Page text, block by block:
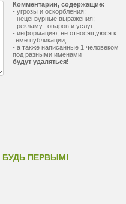
Комментарии, содержащие:
- угрозы и оскорбления;
- нецензурные выражения;
- рекламу товаров и услуг;
- информацию, не относящуюся к
теме публикации;
- а также написанные 1 человеком
под разными именами
будут удаляться!
БУДЬ ПЕРВЫМ!